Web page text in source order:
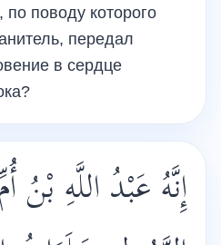
по поводу которого
передал
в сердце
إِنَّهُ عَبْدُ اللَّهِ بْنُ